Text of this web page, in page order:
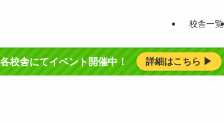
校舎一覧
各校舎にてイベント開催中！ 詳細はこちら ▶︎